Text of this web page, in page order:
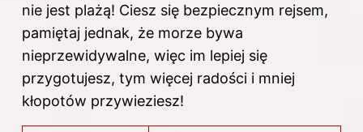
nie jest plażą! Ciesz się bezpiecznym rejsem,
pamiętaj jednak, że morze bywa
nieprzewidywalne, więc im lepiej się
przygotujesz, tym więcej radości i mniej
kłopotów przywieziesz!